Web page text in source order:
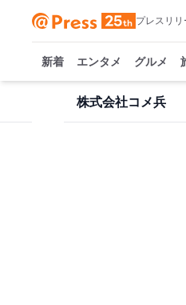
プレスリ
新着 エンタメ グルメ
株式会社コメ兵